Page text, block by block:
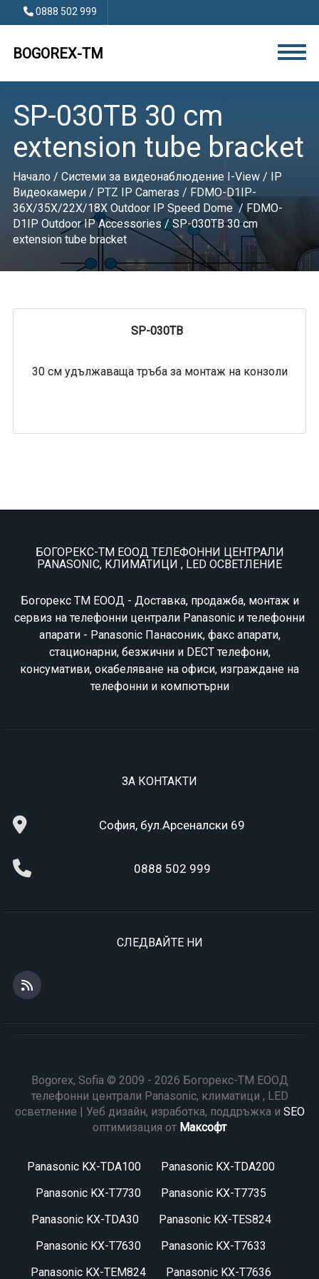
0888 502 999
BOGOREX-TM
SP-030TB 30 cm
extension tube bracket
Начало/ Системи за видеонаблюдение I-View/ IP
Видеокамери/ PTZ IP Cameras / FDMO-D1IP-
36X/35X/22X/18X Outdoor IP Speed Dome / FDMO-
D1IP Outdoor IP Accessories/ SP-030TB 30 cm
extension tube bracket
SP-030TB
30 см удължаваща тръба за монтаж на конзоли
БОГОРЕКС-ТМ ЕООД ТЕЛЕФОННИ ЦЕНТРАЛИ
PANASONIC, КЛИМАТИЦИ , LED ОСВЕТЛЕНИЕ
Богорекс ТМ ЕООД - Доставка, продажба, монтаж и
сервиз на телефонни централи Panasonic и телефонни
апарати - Panasonic Панасоник, факс апарати,
стационарни, безжични и DECT телефони,
консумативи, окабеляване на офиси, изграждане на
телефонни и компютърни
ЗА КОНТАКТИ
София, бул.Арсеналски 69
0888 502 999
СЛЕДВАЙТЕ НИ
Bogorex, Sofia © 2009 - 2026 Богорекс-ТМ ЕООД
телефонни централи Panasonic, климатици , LED
осветление | Уеб дизайн, изработка, поддръжка и SEO
оптимизация от Максофт
Panasonic KX-TDA100
Panasonic KX-TDA200
Panasonic KX-T7730
Panasonic KX-T7735
Panasonic KX-TDA30
Panasonic KX-TES824
Panasonic KX-T7630
Panasonic KX-T7633
Panasonic KX-TEM824
Panasonic KX-T7636